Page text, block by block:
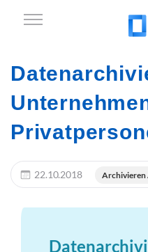
22.10.2018 Archivieren